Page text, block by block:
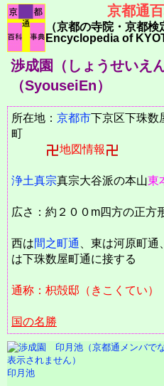
京都通
（京都の寺院・京都検
Encyclopedia of
渉成園（しょうせいえん
（SyouseiEn）
所在地： 京都市下京区下珠数
町
地図情報
浄土真宗真宗大谷派の本山東
広さ：約２００m四方の正方
西は間之町通
、東は河原町
は下珠数屋町通に接する
通称：枳殻邸（きこくてい）
国の名勝
印月池